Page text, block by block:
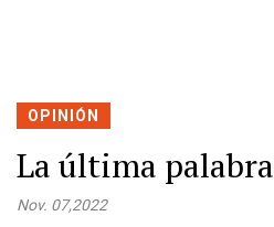
OPINIÓN
La última palabra
Nov. 07,2022